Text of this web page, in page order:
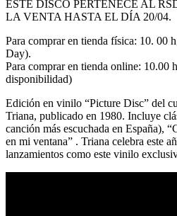
ESTE DISCO PERTENECE AL
LA VENTA HASTA EL DÍA 20/04.
Para comprar en tienda física: 10. 00
Day).
Para comprar en tienda online: 10.00
disponibilidad)
Edición en vinilo “Picture Disc” del
Triana, publicado en 1980. Incluye
canción más escuchada en España),
en mi ventana” . Triana celebra este
lanzamientos como este vinilo